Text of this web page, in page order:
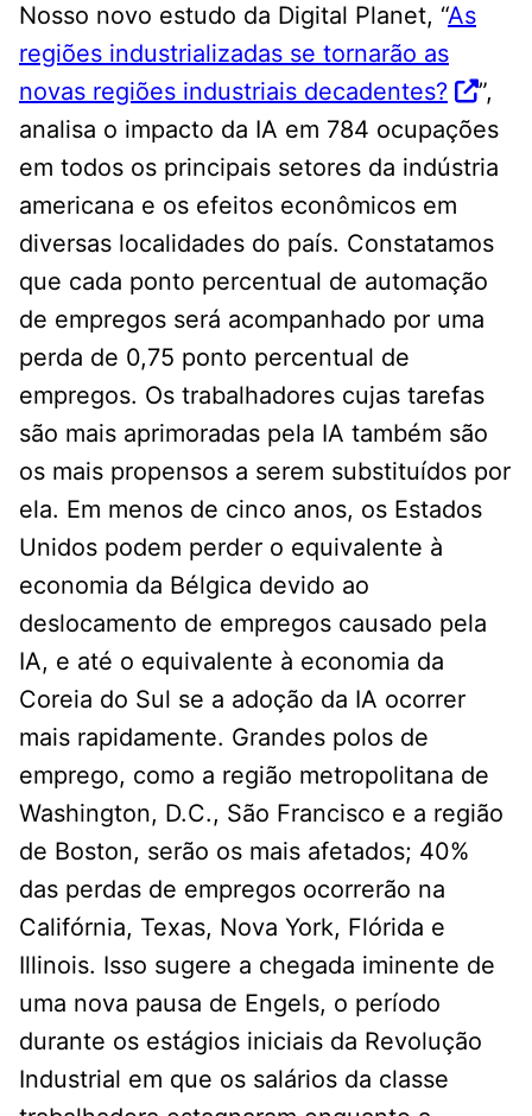
Nosso novo estudo da Digital Planet, “As
regiões industrializadas se tornarão as
novas regiões industriais decadentes?
”,
analisa o impacto da IA ​​em 784 ocupações
em todos os principais setores da indústria
americana e os efeitos econômicos em
diversas localidades do país. Constatamos
que cada ponto percentual de automação
de empregos será acompanhado por uma
perda de 0,75 ponto percentual de
empregos. Os trabalhadores cujas tarefas
são mais aprimoradas pela IA também são
os mais propensos a serem substituídos por
ela. Em menos de cinco anos, os Estados
Unidos podem perder o equivalente à
economia da Bélgica devido ao
deslocamento de empregos causado pela
IA, e até o equivalente à economia da
Coreia do Sul se a adoção da IA ​​ocorrer
mais rapidamente. Grandes polos de
emprego, como a região metropolitana de
Washington, D.C., São Francisco e a região
de Boston, serão os mais afetados; 40%
das perdas de empregos ocorrerão na
Califórnia, Texas, Nova York, Flórida e
Illinois. Isso sugere a chegada iminente de
uma nova pausa de Engels, o período
durante os estágios iniciais da Revolução
Industrial em que os salários da classe